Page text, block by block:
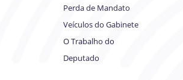
Perda de Mandato
Veículos do Gabinete
O Trabalho do
Deputado